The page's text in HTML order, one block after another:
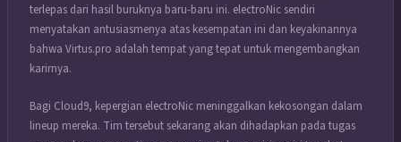
terlepas dari hasil buruknya baru-baru ini. electroNic sendiri
menyatakan antusiasmenya atas kesempatan ini dan keyakinannya
bahwa Virtus.pro adalah tempat yang tepat untuk mengembangkan
karirnya.
Bagi Cloud9, kepergian electroNic meninggalkan kekosongan dalam
lineup mereka. Tim tersebut sekarang akan dihadapkan pada tugas